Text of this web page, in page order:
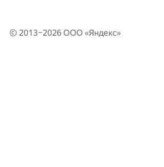
© 2013–2026 ООО «Яндекс»